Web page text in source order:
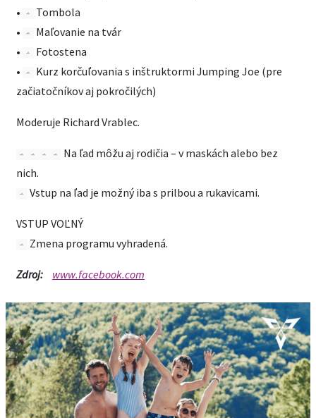
•
Tombola
•
Maľovanie na tvár
•
Fotostena
•
Kurz korčuľovania s inštruktormi Jumping Joe (pre
začiatočníkov aj pokročilých)
Moderuje Richard Vrablec.
Na ľad môžu aj rodičia – v maskách alebo bez
nich.
Vstup na ľad je možný iba s prilbou a rukavicami.
VSTUP VOĽNÝ
Zmena programu vyhradená.
Zdroj: www.facebook.com